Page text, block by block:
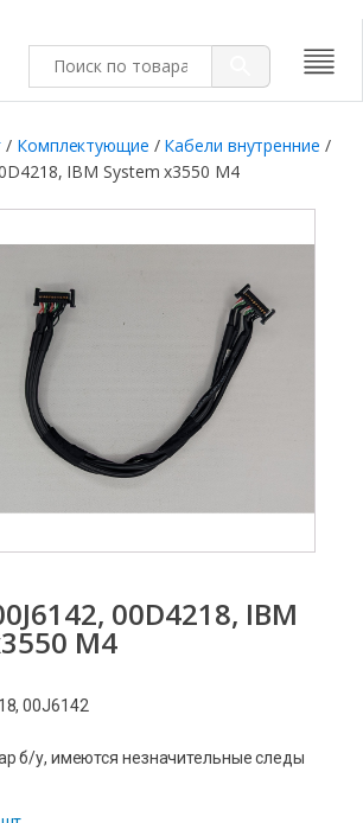
/ Комплектующие / Кабели внутренние /
IBM System x3550 M4
00D4218, IBM
M4
00J6142
б/у, имеются незначительные следы